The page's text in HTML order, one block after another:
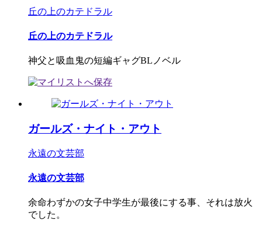
丘の上のカテドラル
丘の上のカテドラル
神父と吸血鬼の短編ギャグBLノベル
ガールズ・ナイト・アウト
永遠の文芸部
永遠の文芸部
余命わずかの女子中学生が最後にする事、それは放火
でした。